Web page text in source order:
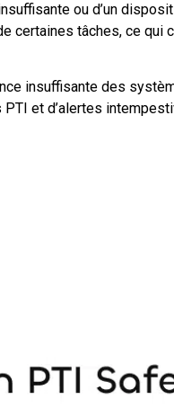
ou d’un
tâches, ce qui
insuffisante des
et d’alertes